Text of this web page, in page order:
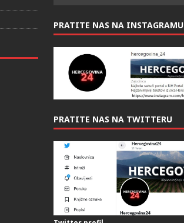
PRATITE NAS NA INSTAGRAMU
PRATITE NAS NA TWITTERU